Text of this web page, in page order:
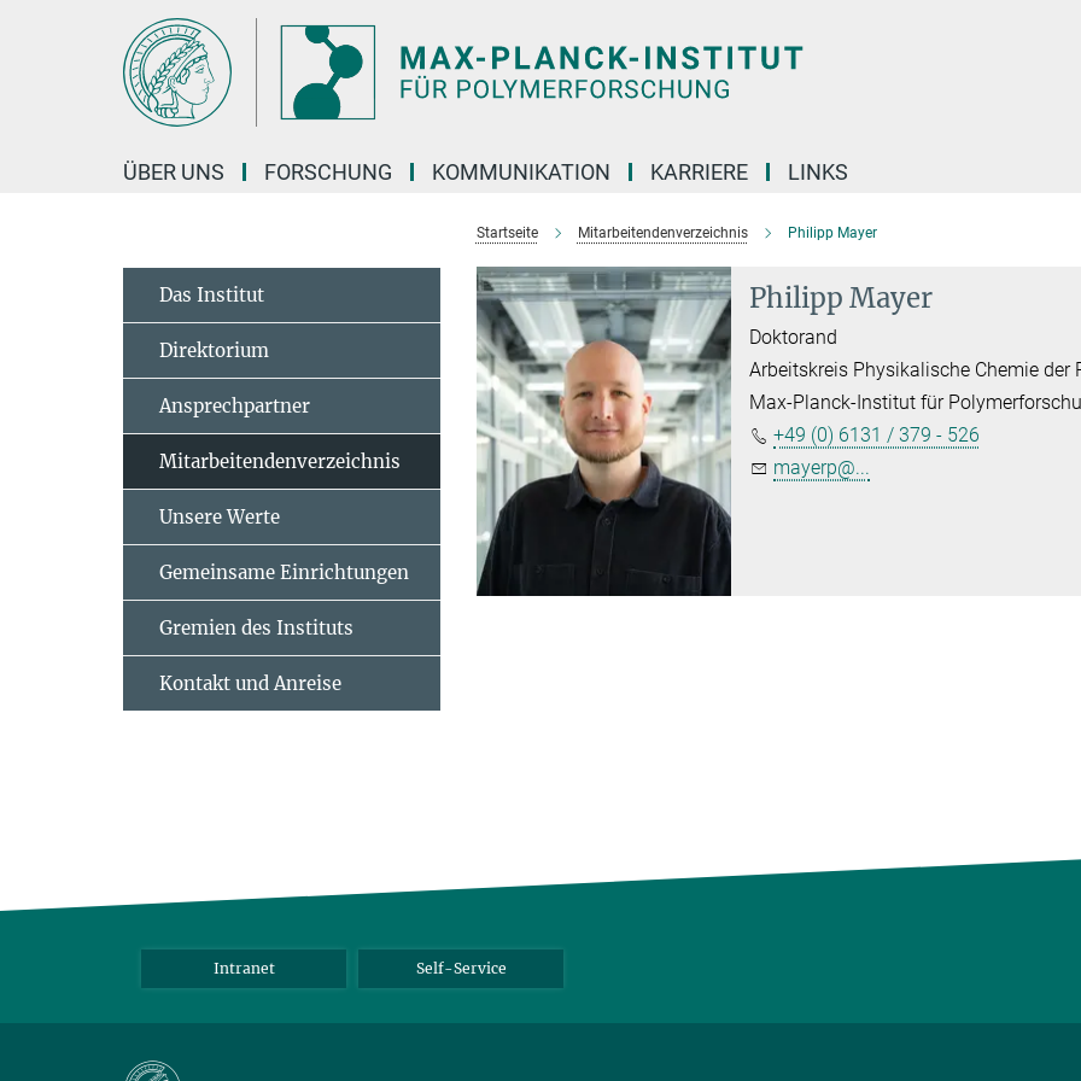
ÜBER UNS FORSCHUNG KOMMUNIKATION KARRIERE LINKS
Startseite Mitarbeitendenverzeichnis Philipp Mayer
Philipp Mayer
Doktorand
Arbeitskreis Physikalische Chemie der
Max-Planck-Institut für
+49 (0) 6131 / 379 - 526
mayerp@...
Das Institut
Direktorium
Ansprechpartner
Mitarbeitendenverzeichnis
Unsere Werte
Gemeinsame Einrichtungen
Gremien des Instituts
Kontakt und Anreise
Intranet Self-Service